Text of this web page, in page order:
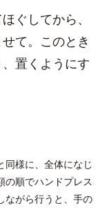
ぐしてから、
て。このとき
置くようにす
同様に、全体になじ
の順でハンドプレス
ながら行うと、手の